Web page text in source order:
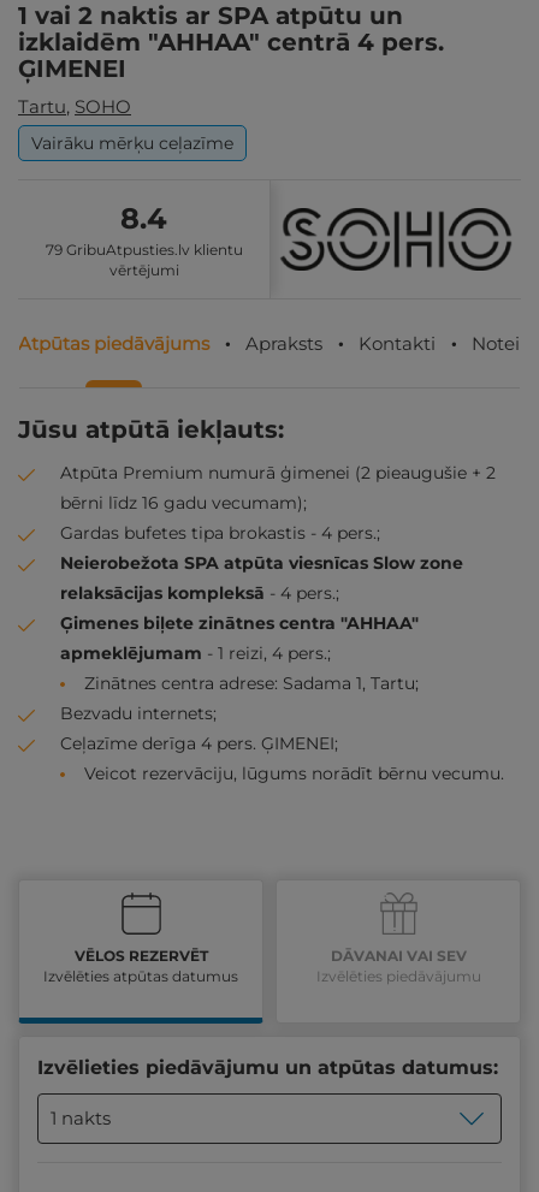
1 vai 2 naktis ar SPA atpūtu un
izklaidēm "AHHAA" centrā 4 pers.
ĢIMENEI
Tartu, SOHO
Vairāku mērķu ceļazīme
8.4
79 GribuAtpusties.lv klientu
vērtējumi
Atpūtas piedāvājums Apraksts Kontakti
Jūsu atpūtā iekļauts:
Atpūta Premium numurā ģimenei (2 pieaugušie + 2
bērni līdz 16 gadu vecumam);
Gardas bufetes tipa brokastis - 4 pers.;
Neierobežota SPA atpūta viesnīcas Slow zone
relaksācijas kompleksā - 4 pers.;
Ģimenes biļete zinātnes centra "AHHAA"
apmeklējumam - 1 reizi, 4 pers.;
Zinātnes centra adrese: Sadama 1, Tartu;
Bezvadu internets;
Ceļazīme derīga 4 pers. ĢIMENEI;
Veicot rezervāciju, lūgums norādīt bērnu vecumu.
VĒLOS REZERVĒT
Izvēlēties atpūtas datumus
DĀVANAI VAI SEV
Izvēlēties piedāvājumu
Izvēlieties piedāvājumu un atpūtas datumus:
1 nakts